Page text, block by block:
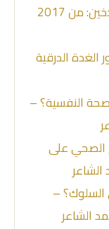
رحلتي مع الإقلاع عن التدخين: من 2017
الغدة الدرقية
النفسية؟ –
الصحي على
السلوك؟ –
الشاعر